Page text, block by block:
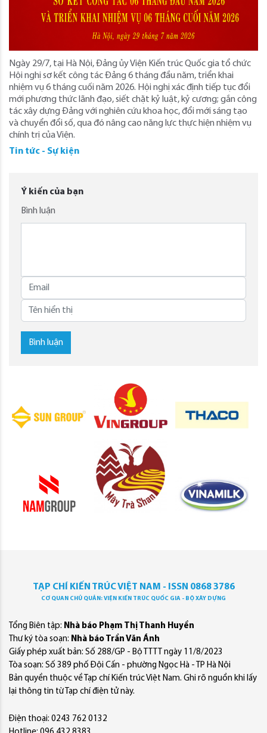
Ngày 29/7, tại Hà Nội, Đảng ủy Viện Kiến trúc Quốc gia tổ chức
Hội nghị sơ kết công tác Đảng 6 tháng đầu năm, triển khai
nhiệm vụ 6 tháng cuối năm 2026. Hội nghị xác định tiếp tục đổi
mới phương thức lãnh đạo, siết chặt kỷ luật, kỷ cương; gắn công
tác xây dựng Đảng với nghiên cứu khoa học, đổi mới sáng tạo
và chuyển đổi số, qua đó nâng cao năng lực thực hiện nhiệm vụ
chính trị của Viện.
Tin tức - Sự kiện
Ý kiến của bạn
Bình luận
Bình luận
TẠP CHÍ KIẾN TRÚC VIỆT NAM - ISSN 0868 3786
CƠ QUAN CHỦ QUẢN: VIỆN KIẾN TRÚC QUỐC GIA - BỘ XÂY DỰNG
Tổng Biên tập: Nhà báo Phạm Thị Thanh Huyền
Thư ký tòa soạn: Nhà báo Trần Văn Ánh
Giấy phép xuất bản: Số 288/GP - Bộ TTTT ngày 11/8/2023
Tòa soạn: Số 389 phố Đội Cấn - phường Ngọc Hà - TP Hà Nội
Bản quyền thuộc về Tạp chí Kiến trúc Việt Nam. Ghi rõ nguồn khi lấy
lại thông tin từ Tạp chí điện tử này.
Điện thoại: 0243 762 0132